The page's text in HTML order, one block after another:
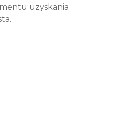
uzyskania